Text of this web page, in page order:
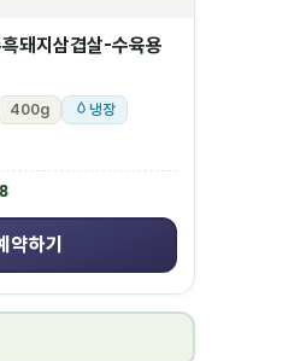
돼지삼겹살-수육용
400g 냉장
약하기